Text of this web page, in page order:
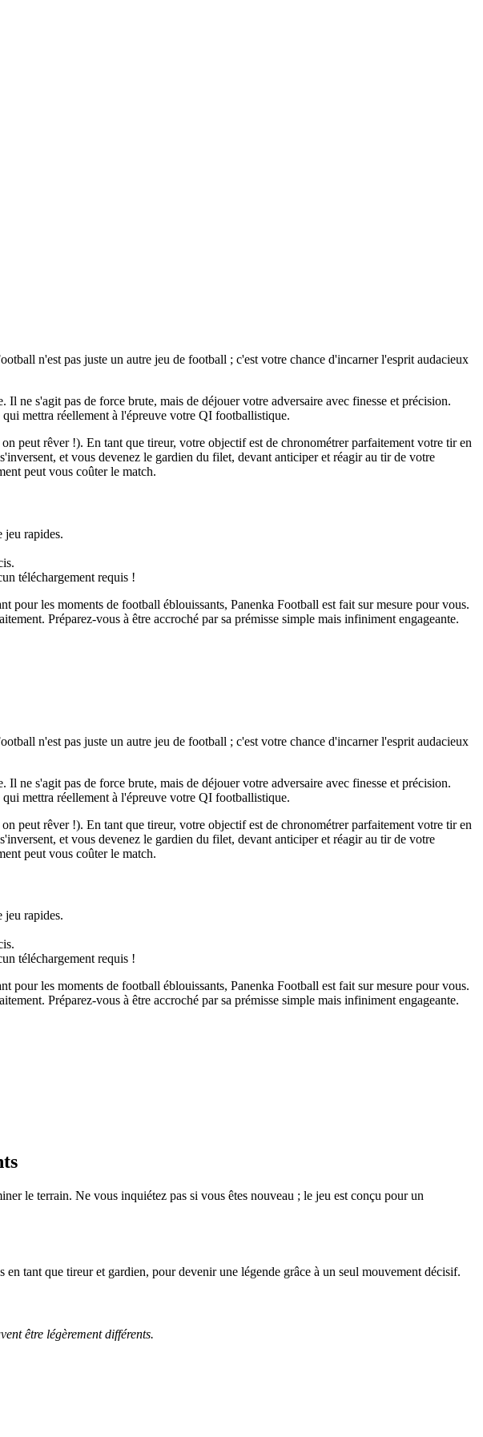
n'est pas juste un autre jeu de football ; c'est votre chance d'incarner l'esprit audacieux
ne s'agit pas de force brute, mais de déjouer votre adversaire avec finesse et précision.
mettra réellement à l'épreuve votre QI footballistique.
peut rêver !). En tant que tireur, votre objectif est de chronométrer parfaitement votre tir en
et vous devenez le gardien du filet, devant anticiper et réagir au tir de votre
peut vous coûter le match.
jeu rapides.
téléchargement requis !
pour les moments de football éblouissants, Panenka Football est fait sur mesure pour vous.
Préparez-vous à être accroché par sa prémisse simple mais infiniment engageante.
n'est pas juste un autre jeu de football ; c'est votre chance d'incarner l'esprit audacieux
ne s'agit pas de force brute, mais de déjouer votre adversaire avec finesse et précision.
mettra réellement à l'épreuve votre QI footballistique.
peut rêver !). En tant que tireur, votre objectif est de chronométrer parfaitement votre tir en
et vous devenez le gardien du filet, devant anticiper et réagir au tir de votre
peut vous coûter le match.
jeu rapides.
téléchargement requis !
pour les moments de football éblouissants, Panenka Football est fait sur mesure pour vous.
Préparez-vous à être accroché par sa prémisse simple mais infiniment engageante.
le terrain. Ne vous inquiétez pas si vous êtes nouveau ; le jeu est conçu pour un
tant que tireur et gardien, pour devenir une légende grâce à un seul mouvement décisif.
être légèrement différents.